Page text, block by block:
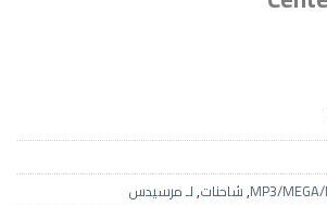
,لـ مرسيدس